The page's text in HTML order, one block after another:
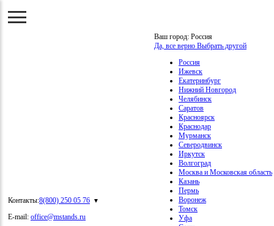
Контакты:8(800) 250 05 76
E-mail: office@mstands.ru
Ваш город: Россия
Да, все верно Выбрать другой
Россия
Ижевск
Екатеринбург
Нижний Новгород
Челябинск
Саратов
Красноярск
Краснодар
Мурманск
Северодвинск
Иркутск
Волгоград
Москва и Московская область
Казань
Пермь
Воронеж
Томск
Уфа